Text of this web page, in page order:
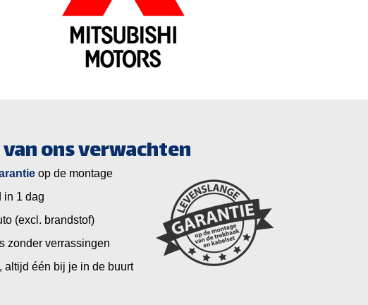
ons verwachten
op de montage
in 1 dag
(excl. brandstof)
zonder verrassingen
altijd één bij je in de buurt